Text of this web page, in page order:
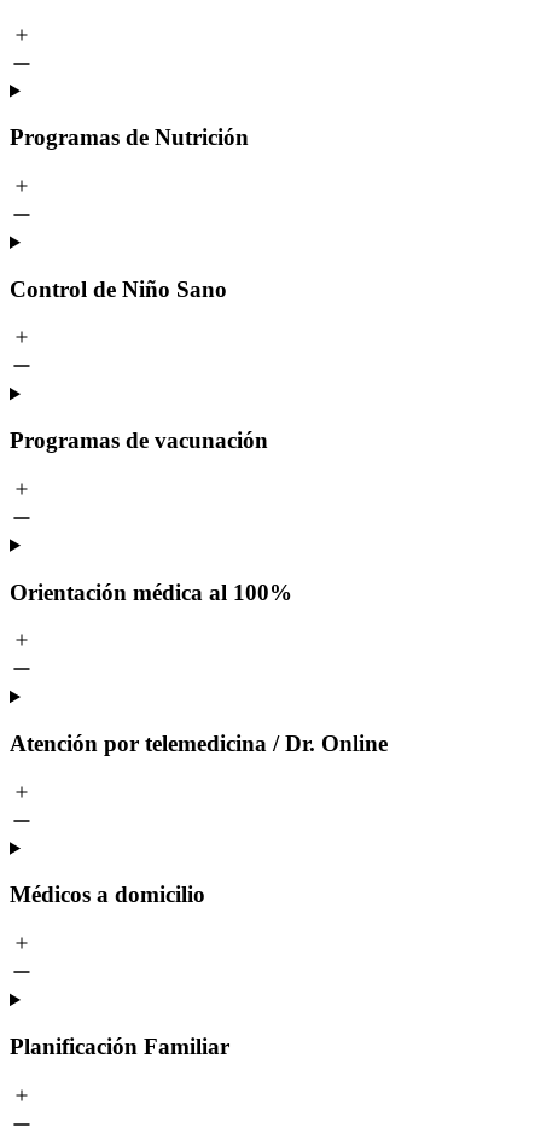
Programas de Nutrición
Control de Niño Sano
Programas de vacunación
Orientación médica al 100%
Atención por telemedicina / Dr. Online
Médicos a domicilio
Planificación Familiar